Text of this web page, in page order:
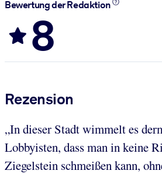
Bewertung der Redaktion
8
Rezension
„In dieser Stadt wimmelt es
Lobbyisten, dass man in keine
Ziegelstein schmeißen kann,